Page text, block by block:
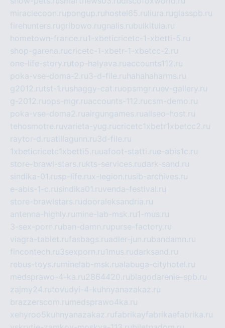
miraclecoon.rupongup.ru hostel65.ru liura.ruglasspb.ru
firehunters.rugribowo.rugnalis.rubulkitula.ru
hometown-france.ru1-xbeticricetc-1-xbetti-5.ru
shop-garena.rucricetc-1-xbetr-1-xbetcc-2.ru
one-life-story.rutop-halyava.ruaccounts112.ru
poka-vse-doma-2.ru3-d-file.ru hahahaharms.ru
g2012.rutst-1.rushaggy-cat.ruopsmgr.ruev-gallery.ru
g-2012.ruops-mgr.ruaccounts-112.rucsm-demo.ru
poka-vse-doma2.ruairgungames.ruallseo-host.ru
tehosmotre.ruvarieta-yug.rucricetc1xbetr1xbetcc2.ru
raytor-d.ruatillagunn.ru3d-file.ru
1xbeticricetc1xbetti5.ruuafoot-statti.rue-abis1c.ru
store-brawl-stars.rukts-services.rudark-sand.ru
sindika-01.rusp-life.rux-legion.rusib-archives.ru
e-abis-1-c.rusindika01.ruvenda-festival.ru
store-brawlstars.rudooraleksandria.ru
antenna-highly.ru mine-lab-msk.ru1-mus.ru
3-sex-porn.ruban-damn.rupurse-factory.ru
viagra-tablet.rufasbags.ruadler-jun.rubandamn.ru
fincontech.ru3sexporn.ru1mus.rudarksand.ru
rebus-toys.ru minelab-msk.rualabuga-cityhotel.ru
medsprawo-4-ka.ru2864420.rublagodarenie-spb.ru
zajmy24.rutovudyi-4-kuhnyanazakaz.ru
brazzerscom.ru medsprawo4ka.ru
xehyroo5kuhnyanazakaz.rufabrikayfabrikaefabrika.ru